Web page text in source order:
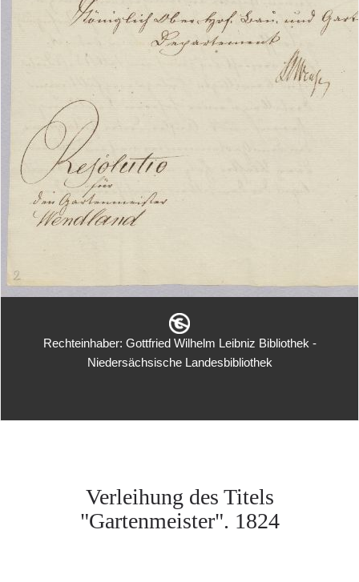
Rechteinhaber: Gottfried Wilhelm Leibniz Bibliothek -
Niedersächsische Landesbibliothek
Verleihung des Titels
"Gartenmeister". 1824